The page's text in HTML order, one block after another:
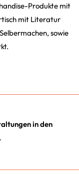
Produkte mit
mit Literatur
sowie
in den